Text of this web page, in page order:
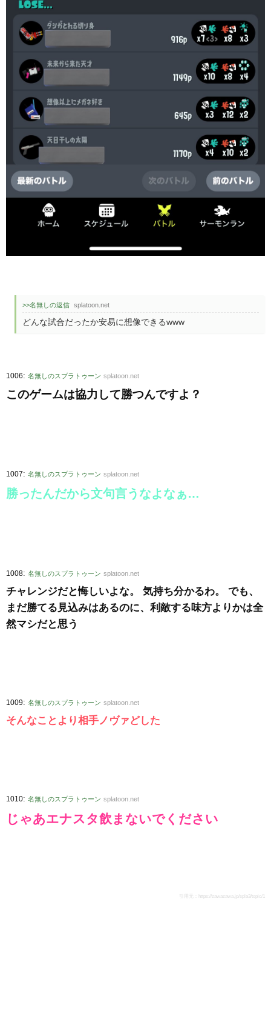
>>名無しの返信 splatoon.net
どんな試合だったか安易に想像できるwww
1006: 名無しのスプラトゥーン splatoon.net
このゲームは協力して勝つんですよ？
1007: 名無しのスプラトゥーン splatoon.net
勝ったんだから文句言うなよなぁ…
1008: 名無しのスプラトゥーン splatoon.net
チャレンジだと悔しいよな。 気持ち分かるわ。 でも、
まだ勝てる見込みはあるのに、利敵する味方よりかは全
然マシだと思う
1009: 名無しのスプラトゥーン splatoon.net
そんなことより相手ノヴァどした
1010: 名無しのスプラトゥーン splatoon.net
じゃあエナスタ飲まないでください
引用元： https://zawazawa.jp/spla3/topic/1